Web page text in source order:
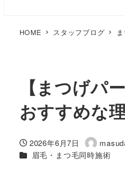
HOME スタッフブログ
【まつげパ
おすすめな
投稿日
2026年6月7日
著
者
カテゴリー
眉毛・まつ毛同時施術